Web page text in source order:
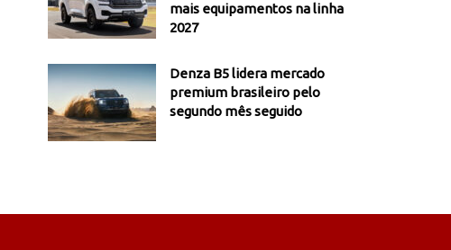
mais equipamentos na linha
2027
Denza B5 lidera mercado
premium brasileiro pelo
segundo mês seguido